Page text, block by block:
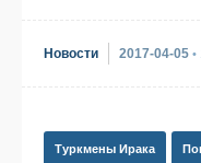
Новости 2017-04-05 •
Туркмены Ирака